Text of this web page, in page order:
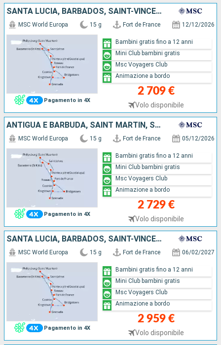
SANTA LUCIA, BARBADOS, SAINT-VINCENT E LE GRENADINE, GRENADA, GUADALUPA, SAINT MARTIN, ANTIGUA E BARBUDA, SAN CRISTOFORO E NEVIS, DOMINICA, MARTINICA
Pagamento in 4X
MSC World Europa 15 g Fort de France 12/12/2026
2 709 €
Volo disponibile
Bambini gratis fino a 12 anni
Mini Club bambini gratis
Msc Voyagers Club
Animazione a bordo
ANTIGUA E BARBUDA, SAINT MARTIN, SAN CRISTOFORO E NEVIS, DOMINICA, GUADALUPA, SANTA LUCIA, BARBADOS, SAINT-VINCENT E LE GRENADINE, GRENADA, MARTINICA
Pagamento in 4X
MSC World Europa 15 g Fort de France 05/12/2026
2 729 €
Volo disponibile
Bambini gratis fino a 12 anni
Mini Club bambini gratis
Msc Voyagers Club
Animazione a bordo
SANTA LUCIA, BARBADOS, SAINT-VINCENT E LE GRENADINE, GRENADA, GUADALUPA, SAINT MARTIN, ANTIGUA E BARBUDA, SAN CRISTOFORO E NEVIS, DOMINICA, MARTINICA
Pagamento in 4X
MSC World Europa 15 g Fort de France 06/02/2027
2 959 €
Volo disponibile
Bambini gratis fino a 12 anni
Mini Club bambini gratis
Msc Voyagers Club
Animazione a bordo